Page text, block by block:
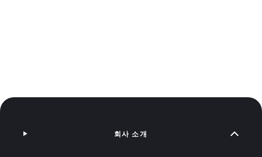
회사 소개